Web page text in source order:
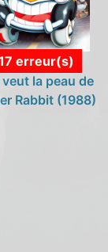
erreur(s)
veut la peau de
Rabbit (1988)